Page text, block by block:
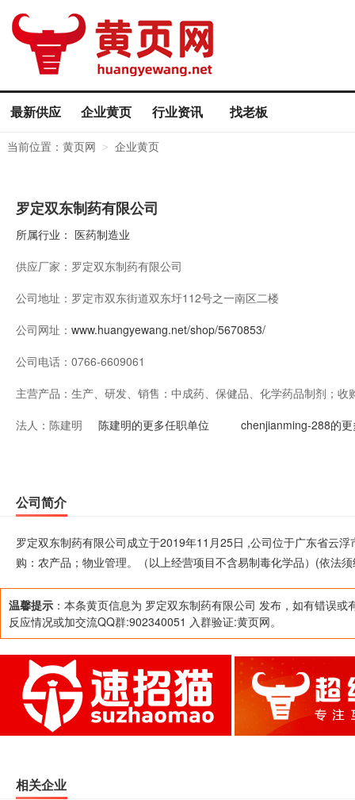
最新供应 企业黄页 行业资讯 找老板
当前位置： 黄页网 > 企业黄页
罗定双东制药有限公司
所属行业： 医药制造业
供应厂家： 罗定双东制药有限公司
公司地址： 罗定市双东街道双东圩112号之一南区二楼
公司网址： www.huangyewang.net/shop/5670853/
公司电话： 0766-6609061
主营产品： 生产、研发、销售：中成药、保健品、化学药品制剂；
项目不含易制毒化学品）(依法须经批准的项目，经相关
法人： 陈建明 陈建明的更多任职单位 chenjianming-288的
公司简介
罗定双东制药有限公司成立于2019年11月25日 ,公司位于广东省云
购：农产品；物业管理。（以上经营项目不含易制毒化学品）(依法
温馨提示 ：本条黄页信息为 罗定双东制药有限公司 发布，如有错误或
反应情况或加交流QQ群:902340051 入群验证:黄页网。
相关企业